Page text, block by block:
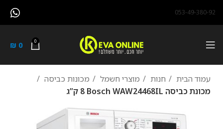
053-49-380-92
0
₪ 0
עמוד הבית חנות מוצרי חשמל
מכונות כביסה
מכונת כביסה Bosch WAW24468IL ‏8 ‏ק”ג